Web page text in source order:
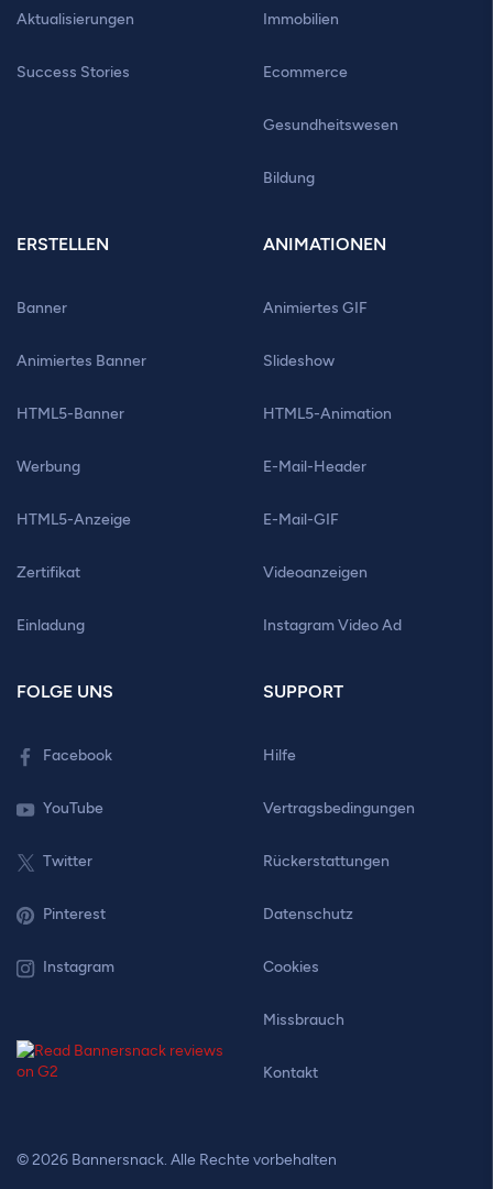
Aktualisierungen
Success Stories
Immobilien
Ecommerce
Gesundheitswesen
Bildung
ERSTELLEN
Banner
Animiertes Banner
HTML5-Banner
Werbung
HTML5-Anzeige
Zertifikat
Einladung
ANIMATIONEN
Animiertes GIF
Slideshow
HTML5-Animation
E-Mail-Header
E-Mail-GIF
Videoanzeigen
Instagram Video Ad
FOLGE UNS
Facebook
YouTube
Twitter
Pinterest
Instagram
SUPPORT
Hilfe
Vertragsbedingungen
Rückerstattungen
Datenschutz
Cookies
Missbrauch
Kontakt
© 2026 Bannersnack. Alle Rechte vorbehalten